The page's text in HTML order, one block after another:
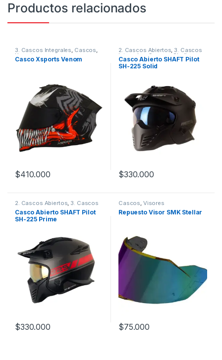
Productos relacionados
3. Cascos Integrales, Cascos,
Xsports
Casco Xsports Venom
$410.000
2. Cascos Abiertos, 3. Cascos
Integrales ,Cascos , Shaft
Casco Abierto SHAFT Pilot
SH-225 Solid
$330.000
2. Cascos Abiertos, 3. Cascos
Integrales ,Cascos , Shaft
Casco Abierto SHAFT Pilot
SH-225 Prime
$330.000
Cascos, Visores
Repuesto Visor SMK Stellar
$75.000